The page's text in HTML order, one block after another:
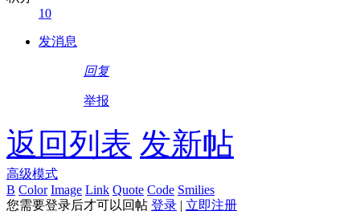
10
发消息
回复
举报
返回列表 发新帖
高级模式
B Color Image Link Quote Code Smilies
您需要登录后才可以回帖 登录 | 立即注册